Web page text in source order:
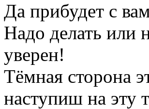
Да прибудет с
Надо делать или
уверен!
Тёмная сторона
наступиш на эту